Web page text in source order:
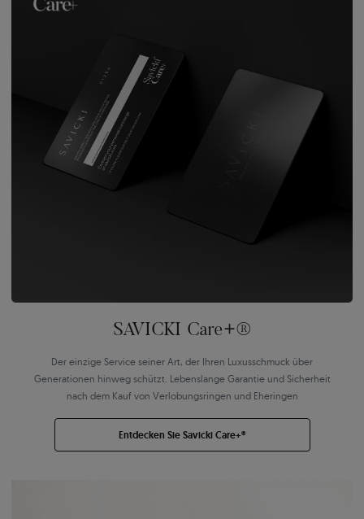
SAVICKI Care+®
Der einzige Service seiner Art, der Ihren Luxusschmuck über
Generationen hinweg schützt. Lebenslange Garantie und Sicherheit
nach dem Kauf von Verlobungsringen und Eheringen
Entdecken Sie Savicki Care+®